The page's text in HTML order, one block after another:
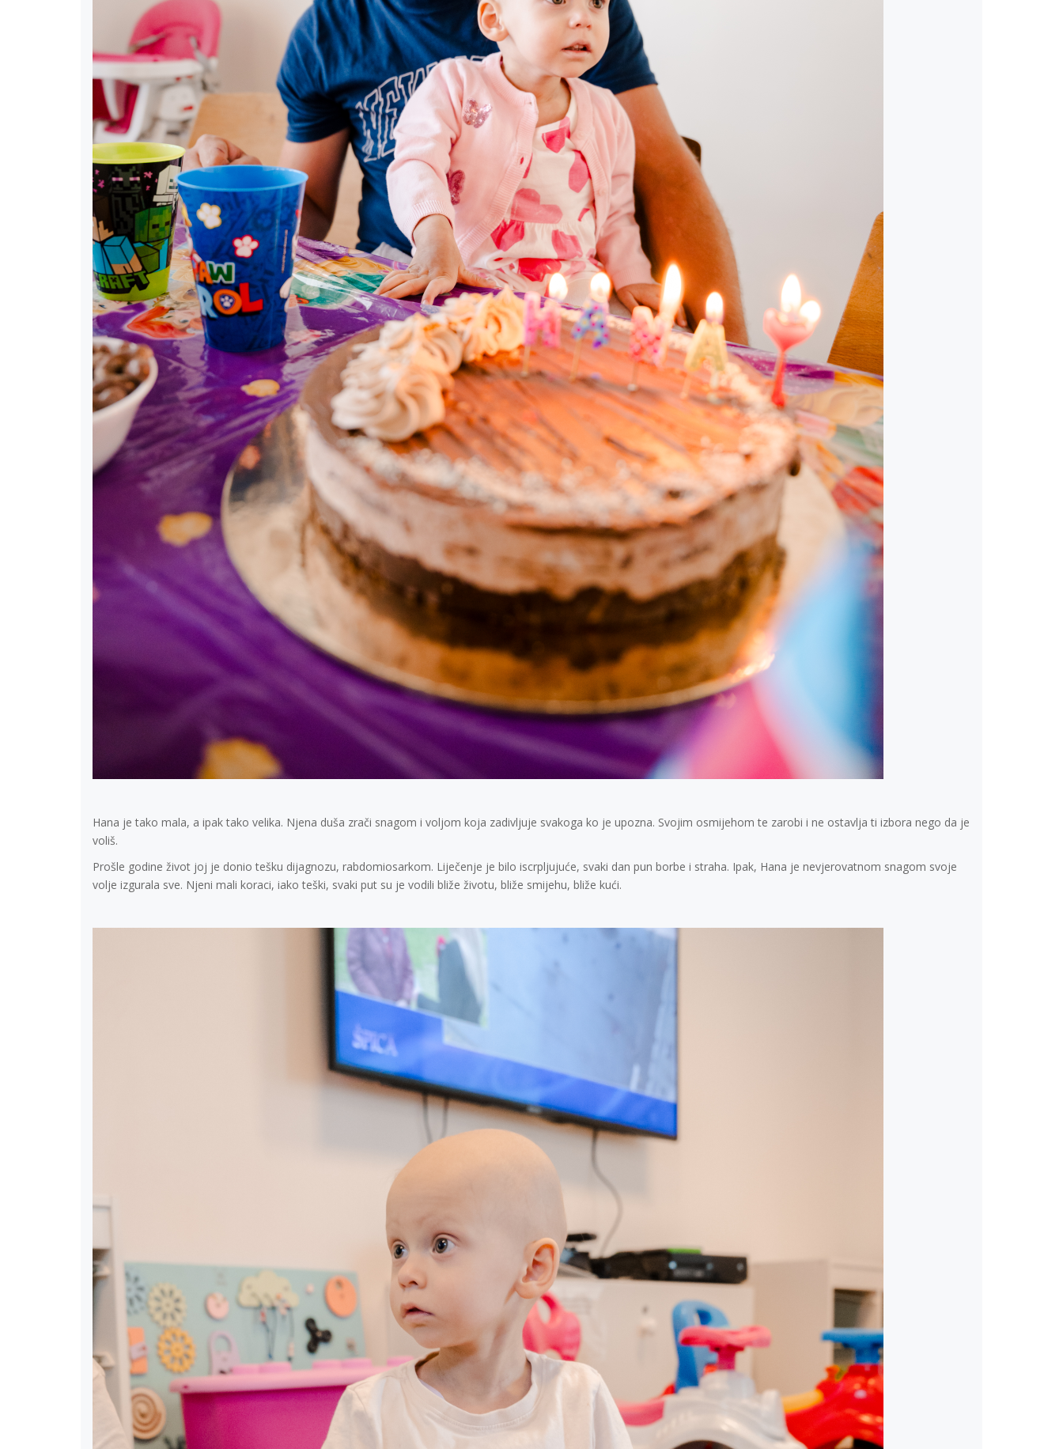
Hana je tako mala, a ipak tako velika. Njena duša zrači snagom i voljom koja zadivljuje svakoga ko je upozna. Svojim osmijehom te zarobi i ne ostavlja ti izbora nego da je
voliš.
Prošle godine život joj je donio tešku dijagnozu, rabdomiosarkom. Liječenje je bilo iscrpljujuće, svaki dan pun borbe i straha. Ipak, Hana je nevjerovatnom snagom svoje
volje izgurala sve. Njeni mali koraci, iako teški, svaki put su je vodili bliže životu, bliže smijehu, bliže kući.